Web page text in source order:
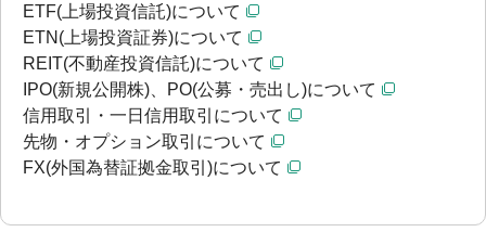
ETF(上場投資信託)について
ETN(上場投資証券)について
REIT(不動産投資信託)について
IPO(新規公開株)、PO(公募・売出し)について
信用取引・一日信用取引について
先物・オプション取引について
FX(外国為替証拠金取引)について